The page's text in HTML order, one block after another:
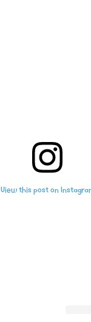
View this post on